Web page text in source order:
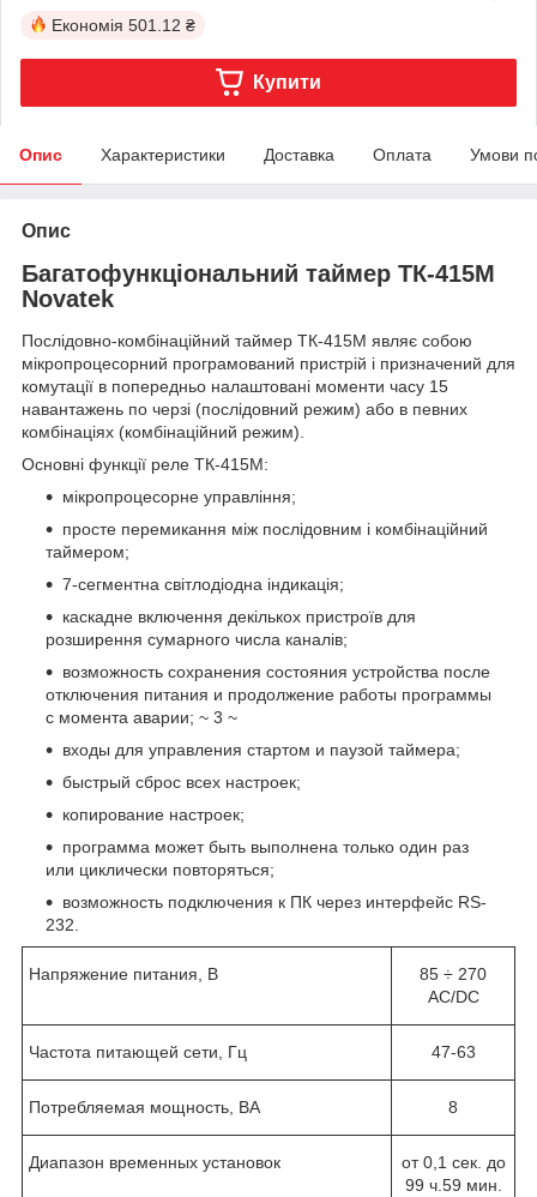
Економія 501.12 ₴
Купити
Опис Характеристики Доставка Оплата Умови
Опис
Багатофункціональний таймер ТК-415М
Novatek
Послідовно-комбінаційний таймер ТК-415М являє собою
мікропроцесорний програмований пристрій і призначений для
комутації в попередньо налаштовані моменти часу 15
навантажень по черзі (послідовний режим) або в певних
комбінаціях (комбінаційний режим).
Основні функції реле ТК-415М:
мікропроцесорне управління;
просте перемикання між послідовним і комбінаційний
таймером;
7-сегментна світлодіодна індикація;
каскадне включення декількох пристроїв для
розширення сумарного числа каналів;
возможность сохранения состояния устройства после
отключения питания и продолжение работы программы
с момента аварии; ~ 3 ~
входы для управления стартом и паузой таймера;
быстрый сброс всех настроек;
копирование настроек;
программа может быть выполнена только один раз
или циклически повторяться;
возможность подключения к ПК через интерфейс RS-
232.
Напряжение питания, В
85 ÷ 270
AC/DC
Частота питающей сети, Гц 47-63
Потребляемая мощность, ВА 8
Диапазон временных установок
от 0,1 сек. до
99 ч.59 мин.